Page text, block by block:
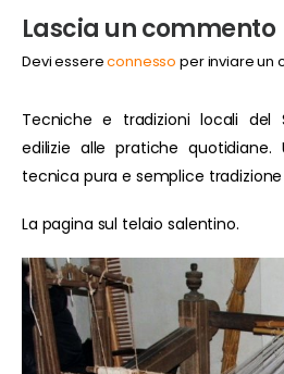
Lascia un commento
Devi essereconnesso per inviare un
Tecniche e tradizioni locali del
edilizie alle pratiche
tecnica pura e semplice tradizione
La pagina sul telaio salentino.